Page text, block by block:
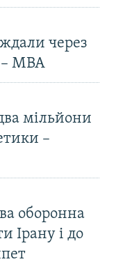
через
– МВА
мільйони
–
оборонна
Ірану і до